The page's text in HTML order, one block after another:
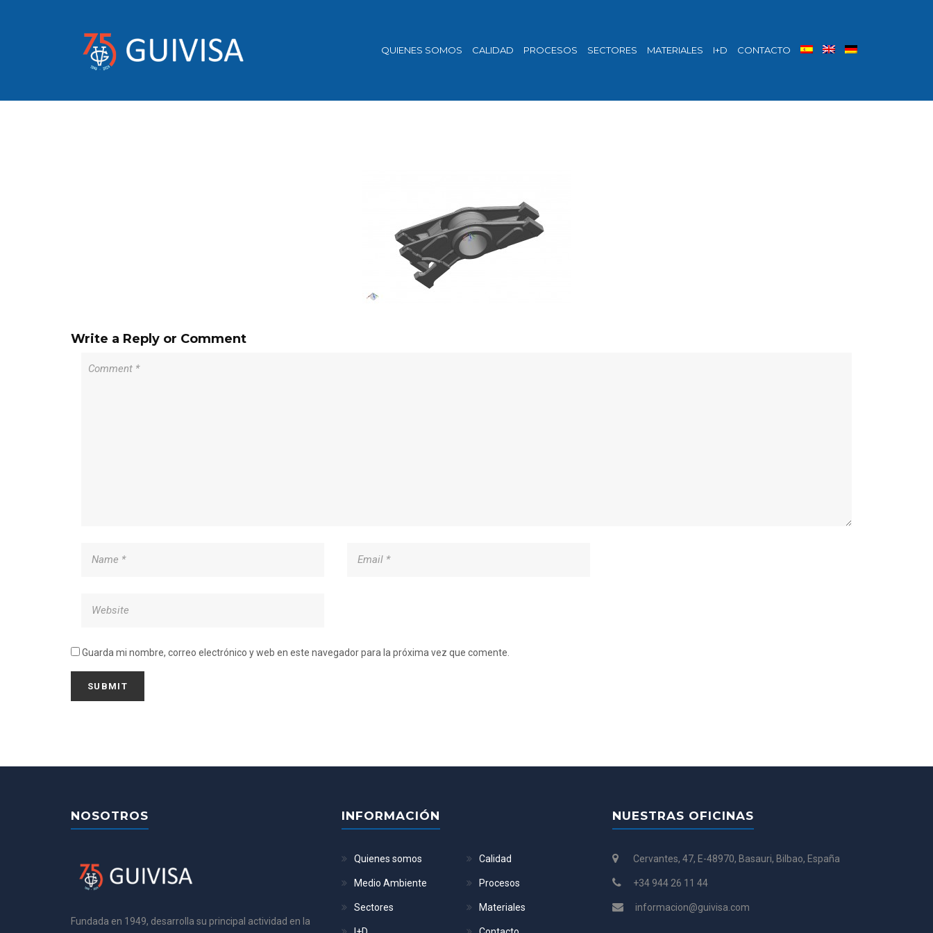
QUIENES SOMOS CALIDAD PROCESOS SECTORES MATERIALES I+D CONTACTO
Write a Reply or Comment
Guarda mi nombre, correo electrónico y web en este navegador para la próxima vez que comente.
NOSOTROS
Fundada en 1949, desarrolla su principal actividad en la
INFORMACIÓN
Quienes somos Calidad
Medio Ambiente Procesos
Sectores Materiales
NUESTRAS OFICINAS
Cervantes, 47, E-48970, Basauri, Bilbao, España
+34 944 26 11 44
informacion@guivisa.com